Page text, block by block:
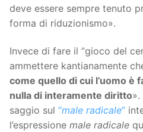
deve essere sempre tenuto
forma di riduzionismo».
Invece di fare il “gioco del
ammettere kantianamente
come quello di cui l’uomo è
nulla di interamente diritto».
saggio sul “male radicale”
l’espressione male radicale